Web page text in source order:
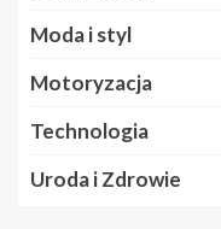
Moda i styl
Motoryzacja
Technologia
Uroda i Zdrowie